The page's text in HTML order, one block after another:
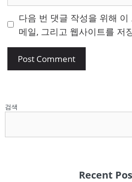
다음 번 댓글 작성을 위해 이
메일, 그리고 웹사이트를 저
검색
Recent